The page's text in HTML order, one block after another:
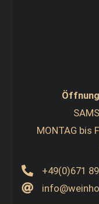
MONTAG bis
+49(0)671